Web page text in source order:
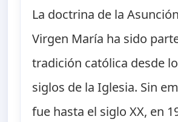
La doctrina de la
Virgen María ha sido
tradición católica desde
siglos de la Iglesia. Sin
fue hasta el siglo XX, en